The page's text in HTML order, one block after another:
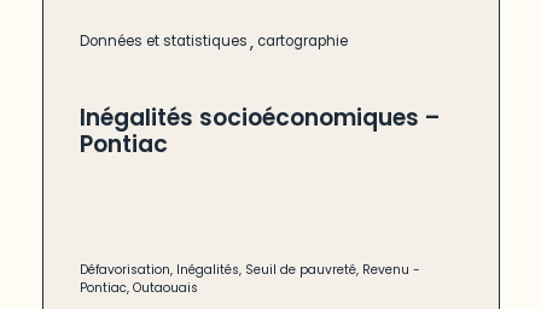
Données et statistiques, cartographie
Inégalités socioéconomiques –
Pontiac
Défavorisation, Inégalités, Seuil de pauvreté, Revenu -
Pontiac,Outaouais